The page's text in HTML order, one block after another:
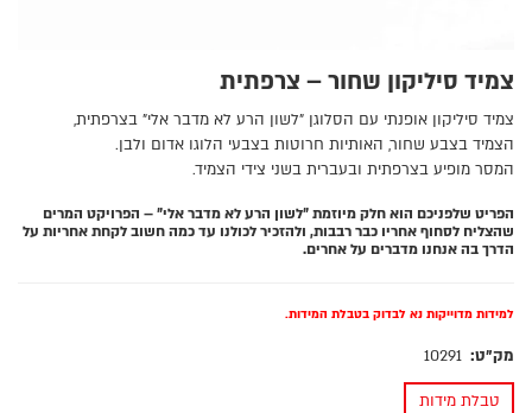
צמיד סיליקון שחור – צרפתית
צמיד סיליקון אופנתי עם הסלוגן "לשון הרע לא מדבר אלי" בצרפתית,
הצמיד בצבע שחור, האותיות חרוטות בצבעי הלוגו אדום ולבן.
המסר מופיע בצרפתית ובעברית בשני צידי הצמיד.
הפריט שלפניכם הוא חלק מיוזמת "לשון הרע לא מדבר אלי" – הפרויקט המרים
שהצליח לסחוף אחריו כבר רבבות, ולהזכיר לכולנו עד כמה חשוב לקחת אחריות על
הדרך בה אנחנו מדברים על אחרים.
למידות מדוייקות נא לבדוק בטבלת המידות.
מק"ט: 10291
טבלת מידות